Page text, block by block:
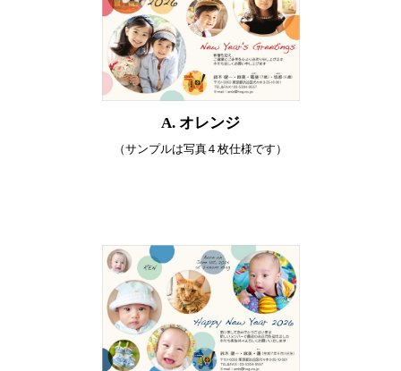
A. オレンジ
（サンプルは写真４枚仕様です）